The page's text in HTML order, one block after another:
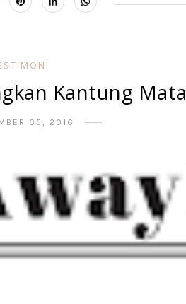
Kantung Mata
05, 2016